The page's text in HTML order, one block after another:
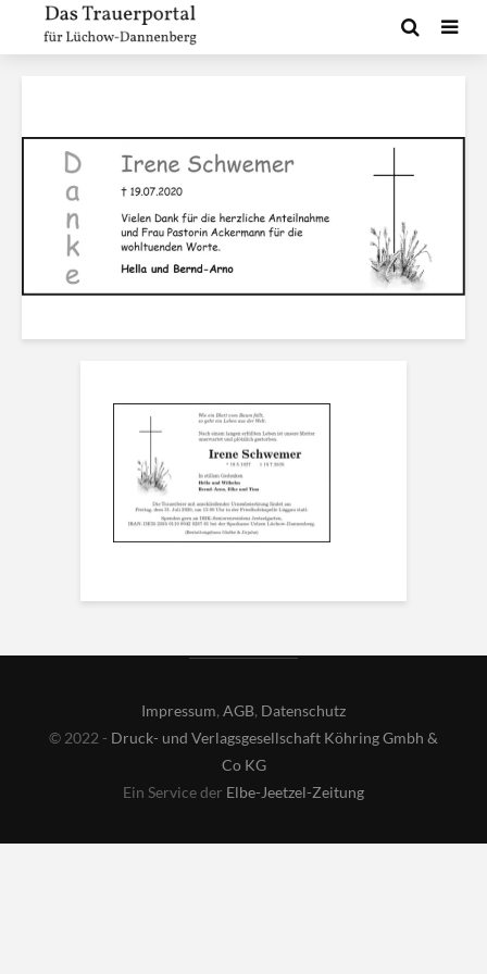
Impressum, AGB, Datenschutz
© 2022 - Druck- und Verlagsgesellschaft Köhring Gmbh &
Co KG
Ein Service der Elbe-Jeetzel-Zeitung